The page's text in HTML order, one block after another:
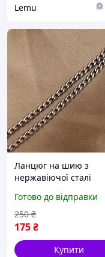
Lemu
Ланцюг на шию з
нержавіючої сталі
Готово до відправки
175₴
250 ₴
Купити